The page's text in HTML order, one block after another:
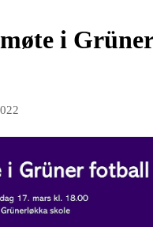
i Grüner